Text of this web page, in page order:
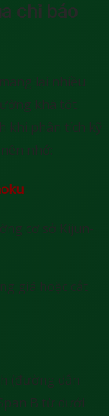
chỉ báo
lại nhiều
khá tốt.
khi phân tích kỹ
nhớ:
cơ sở Kijun-
giá hoặc cắt
(đường dẫn
B từ dưới